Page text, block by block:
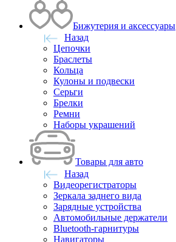
Бижутерия и аксессуары
Назад
Цепочки
Браслеты
Кольца
Кулоны и подвески
Серьги
Брелки
Ремни
Наборы украшений
Товары для авто
Назад
Видеорегистраторы
Зеркала заднего вида
Зарядные устройства
Автомобильные держатели
Bluetooth-гарнитуры
Навигаторы